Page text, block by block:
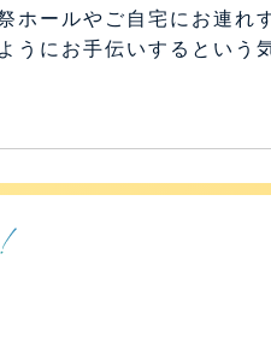
ホールやご自宅にお連れ
にお手伝いするという